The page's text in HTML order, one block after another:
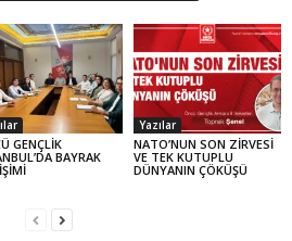
GENÇLİK
BAYRAK
Yazılar
NATO’NUN SON ZİRVESİ
VE TEK KUTUPLU
DÜNYANIN ÇÖKÜŞÜ